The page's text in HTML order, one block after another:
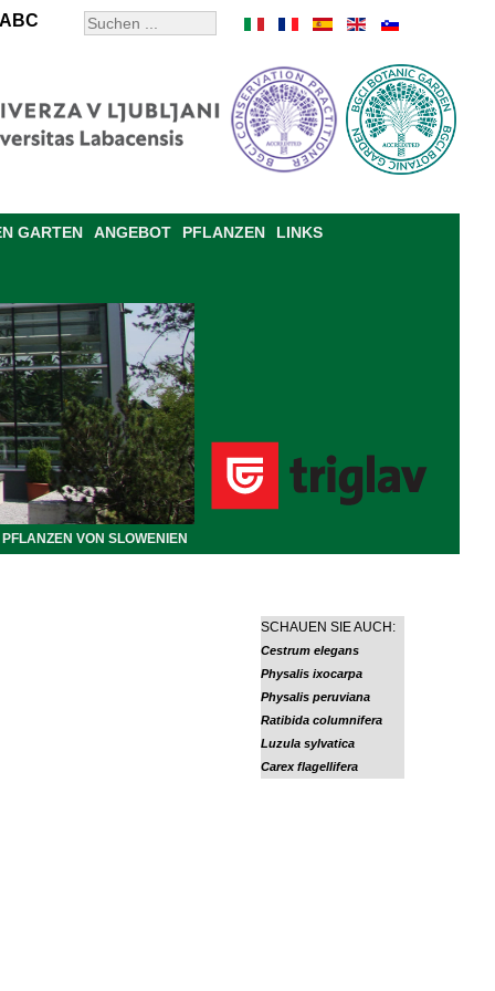
ABC
GARTEN ANGEBOT PFLANZEN LINKS
PFLANZEN VON SLOWENIEN
SCHAUEN SIE AUCH:
Cestrum elegans
Physalis ixocarpa
Physalis peruviana
Ratibida columnifera
Luzula sylvatica
Carex flagellifera